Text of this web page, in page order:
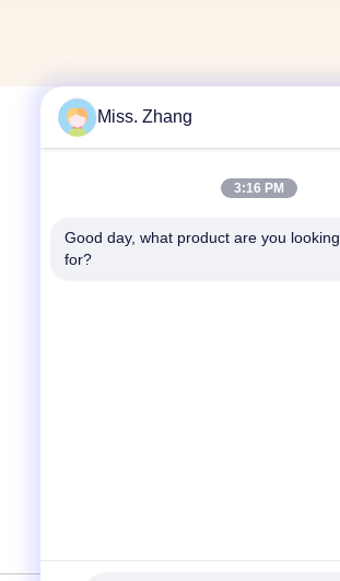
Miss. Zhang
3:16 PM
Good day, what product are you looking
for?